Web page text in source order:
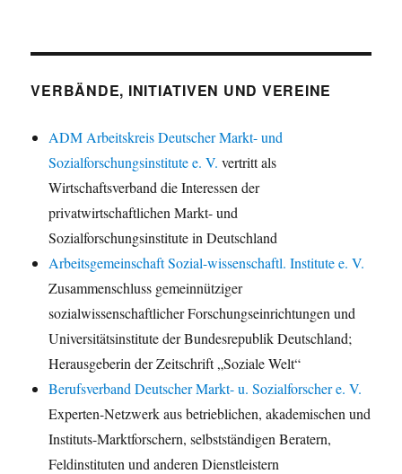
VERBÄNDE, INITIATIVEN UND VEREINE
ADM Arbeitskreis Deutscher Markt- und
Sozialforschungsinstitute e. V. vertritt als
Wirtschaftsverband die Interessen der
privatwirtschaftlichen Markt- und
Sozialforschungsinstitute in Deutschland
Arbeitsgemeinschaft Sozial-wissenschaftl. Institute e. V.
Zusammenschluss gemeinnütziger
sozialwissenschaftlicher Forschungseinrichtungen und
Universitätsinstitute der Bundesrepublik Deutschland;
Herausgeberin der Zeitschrift „Soziale Welt“
Berufsverband Deutscher Markt- u. Sozialforscher e. V.
Experten-Netzwerk aus betrieblichen, akademischen und
Instituts-Marktforschern, selbstständigen Beratern,
Feldinstituten und anderen Dienstleistern